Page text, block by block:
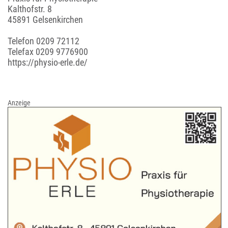
Kalthofstr. 8
45891 Gelsenkirchen
Telefon 0209 72112
Telefax 0209 9776900
https://physio-erle.de/
Anzeige